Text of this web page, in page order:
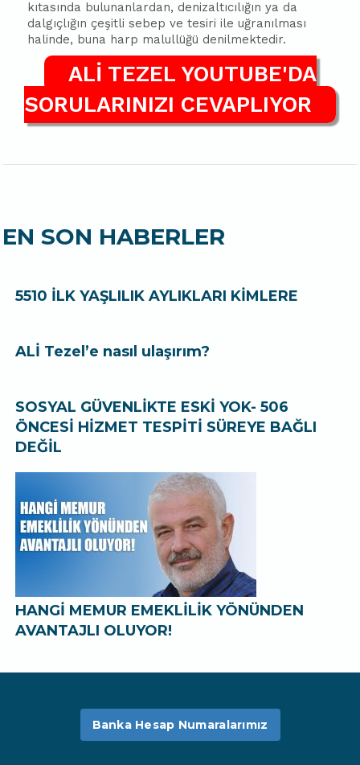
kıtasında bulunanlardan, denizaltıcılığın ya da
dalgıçlığın çeşitli sebep ve tesiri ile uğranılması
halinde, buna harp malullüğü denilmektedir.
ALİ TEZEL YOUTUBE'DA
SORULARINIZI CEVAPLIYOR
EN SON HABERLER
5510 İLK YAŞLILIK AYLIKLARI KİMLERE
ALİ Tezel’e nasıl ulaşırım?
SOSYAL GÜVENLİKTE ESKİ YOK- 506
ÖNCESİ HİZMET TESPİTİ SÜREYE BAĞLI
DEĞİL
HANGİ MEMUR EMEKLİLİK YÖNÜNDEN
AVANTAJLI OLUYOR!
Banka Hesap Numaralarımız